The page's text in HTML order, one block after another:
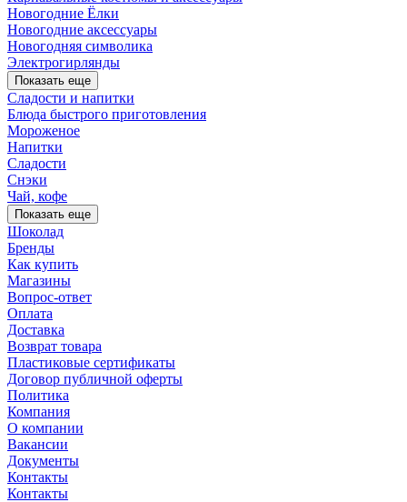
Новогодние Ёлки
Новогодние аксессуары
Новогодняя символика
Электрогирлянды
Показать еще
Сладости и напитки
Блюда быстрого приготовления
Мороженое
Напитки
Сладости
Снэки
Чай, кофе
Показать еще
Шоколад
Бренды
Как купить
Магазины
Вопрос-ответ
Оплата
Доставка
Возврат товара
Пластиковые сертификаты
Договор публичной оферты
Политика
Компания
О компании
Вакансии
Документы
Контакты
Контакты